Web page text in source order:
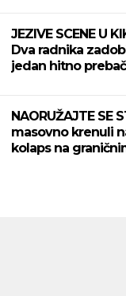
JEZIVE SCENE U
Dva radnika
jedan hitno
NAORUŽAJTE SE
masovno krenuli
kolaps na